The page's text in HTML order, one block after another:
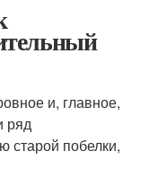
и, главное,
ряд
старой побелки,